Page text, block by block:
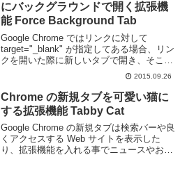
にバックグラウンドで開く拡張機
能 Force Background Tab
Google Chrome ではリンクに対して
target="_blank" が指定してある場合、リン
クを開いた際に新しいタブで開き、そこに
フォーカスが移動します。すぐそのリンク
先を見たい場合は良いのですが、後で見る
ためにリンクを開いてお...
2015.09.26
Chrome の新規タブを可愛い猫に
する拡張機能 Tabby Cat
Google Chrome の新規タブは検索バーや良
くアクセスする Web サイトを表示した
り、拡張機能を入れる事でニュースやお気